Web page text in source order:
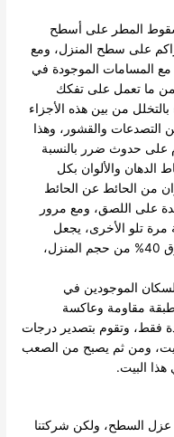
المطر على أسطح
على سطح المنزل، ومع
مع المسامات الموجودة في
من ما تعمل على تفكك
من بين هذه الأجزاء
التصدعات والقشور، وهذا
على حدوث ضرر بالنسبة
الدهان والألوان بكل
من الحائط عن الحائط
على اللصق، ومع مرور
مرة تلو الأخرى، يجعل
المنزل يحتوي على نسبة أملاح تفوق 40% من حجم المنزل،
الموجودين في
طبقة مقاومة وعاكسة
فقط، وتقوم بتصدير درجات
ومن ثم يصبح من الصعب
البيت.
عزل السطح، ولكن شركتنا